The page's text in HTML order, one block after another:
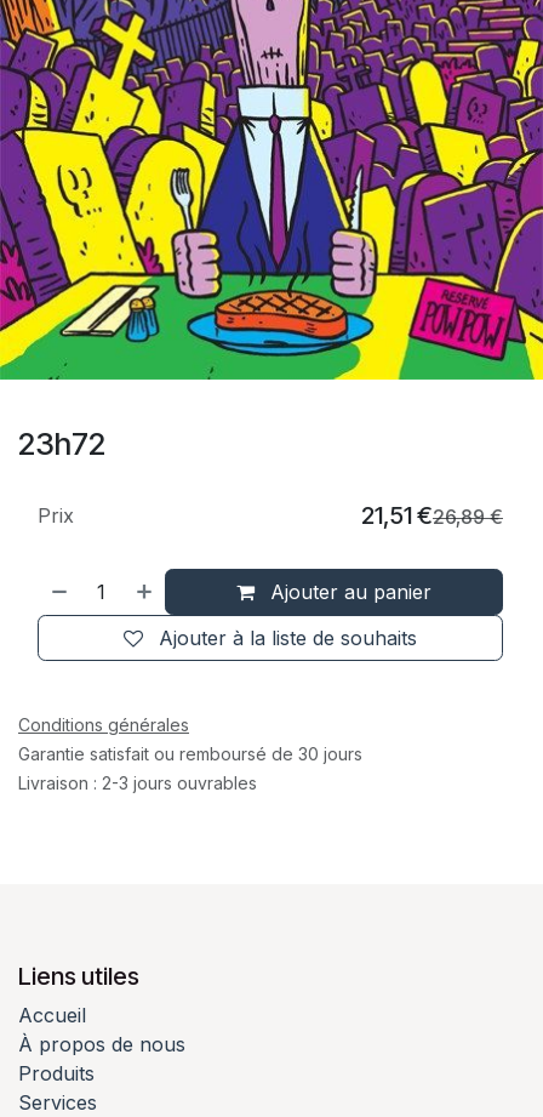
23h72
Ajouter au panier
Ajouter à la liste de souhaits
Prix 21,51€26,89€
Conditions générales
Garantie satisfait ou remboursé de 30 jours
Livraison : 2-3 jours ouvrables
Liens utiles
Accueil
À propos de nous
Produits
Services